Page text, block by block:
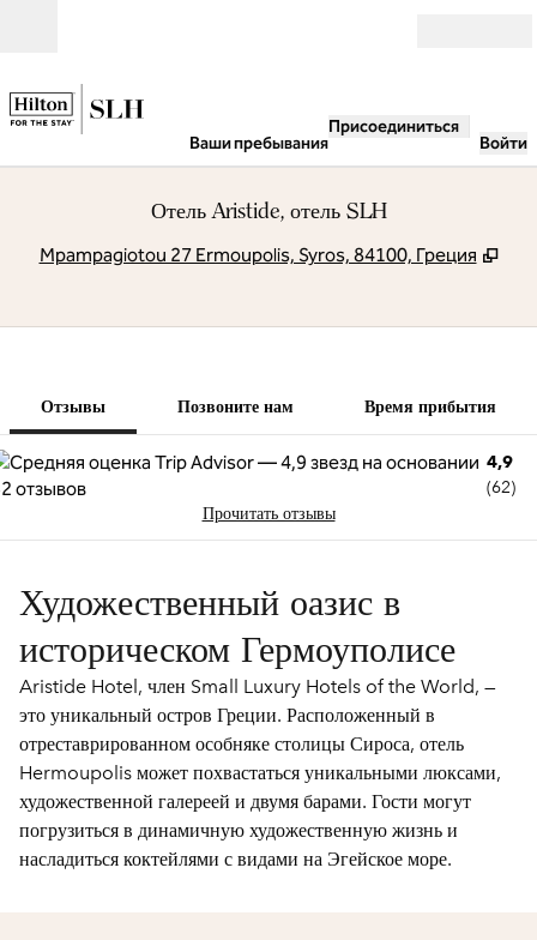
Ваши пребывания
Присоединиться
Войти
Отель Aristide, отель SLH
Mpampagiotou 27 Ermoupolis, Syros, 84100, Греция ,
Отзывы Позвоните нам Время прибытия
4,9
(62)
Прочитать отзывы
Художественный оазис в
историческом Гермоуполисе
Aristide Hotel, член Small Luxury Hotels of the World, —
это уникальный остров Греции. Расположенный в
отреставрированном особняке столицы Сироса, отель
Hermoupolis может похвастаться уникальными люксами,
художественной галереей и двумя барами. Гости могут
погрузиться в динамичную художественную жизнь и
насладиться коктейлями с видами на Эгейское море.